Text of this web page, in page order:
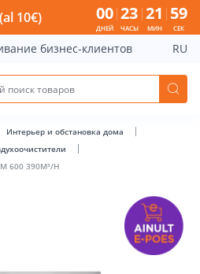
DURALUM 600 390M³/H -
10€) 00
ДНЕЙ
23
ЧАСЫ
21
МИН
58
СЕК
бизнес-клиентов RU
Интерьер и обстановка дома
600 390M³/H